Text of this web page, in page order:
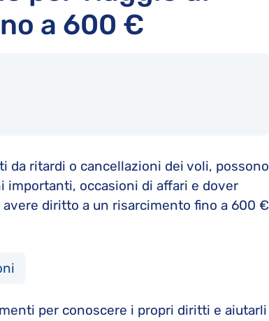
a 600 €
da ritardi o cancellazioni dei voli, possono
importanti, occasioni di affari e dover
diritto a un risarcimento fino a 600 €
per conoscere i propri diritti e aiutarli